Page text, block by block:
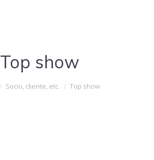
Top show
Socio, cliente, etc. Top show